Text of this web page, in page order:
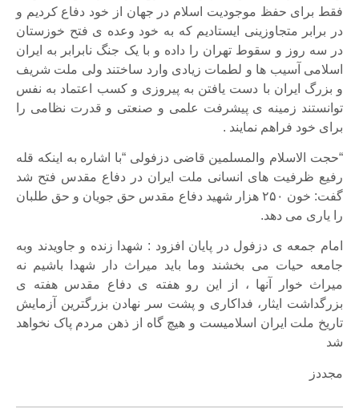
فقط برای حفظ موجودیت اسلام در جهان از خود دفاع کردیم و
در برابر متجاوزینی ایستادیم که به خود وعده ی فتح خوزستان
در سه روز و سقوط تهران را داده و با یک جنگ نابرابر به ایران
اسلامی آسیب ها و لطمات زیادی وارد ساختند ولی ملت شریف
و بزرگ ایران با دست یافتن به پیروزی و کسب اعتماد به نفس
توانستند زمینه ی پیشرفت علمی و صنعتی و قدرت نظامی را
برای خود فراهم نمایند .
“حجت الاسلام والمسلمین قاضی دزفولی “با اشاره به اینکه قله
رفیع ظرفیت های انسانی ملت ایران در دفاع مقدس فتح شد
گفت: خون ۲۵۰ هزار شهید دفاع مقدس حق جویان و حق طلبان
را یاری می دهد.
امام جمعه ی دزفول در پایان افزود : شهدا زنده و جاویدند وبه
جامعه حیات می بخشند وما باید میراث دار شهدا باشیم نه
میراث خوار آنها ، از این رو هفته ی دفاع مقدس هفته ی
بزرگداشت ایثار، فداکاری و پشت سر نهادن بزرگترین آزمایش
تاریخ ملت ایران اسلامیست و هیچ گاه از ذهن مردم پاک نخواهد
شد
مجددز